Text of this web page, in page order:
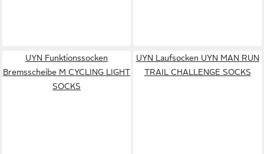
UYN Funktionssocken
Bremsscheibe M CYCLING LIGHT
SOCKS
UYN Laufsocken UYN MAN RUN
TRAIL CHALLENGE SOCKS